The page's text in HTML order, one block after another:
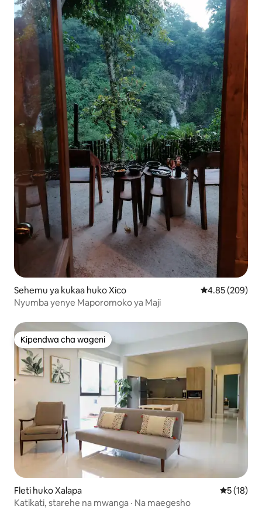
Sehemu ya kukaa huko Xico Ukadiriaji wa
4.85 (209)
Nyumba yenye Maporomoko ya Maji
Kipendwa cha wageni
Kipendwa cha wageni
Fleti huko Xalapa Ukadiriaji
5 (18)
Katikati, starehe na mwanga · Na maegesho